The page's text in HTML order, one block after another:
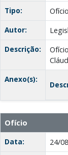
Tipo:
Ofício
Autor:
Descrição:
Anexo(s):
Ofício
Data:
24/